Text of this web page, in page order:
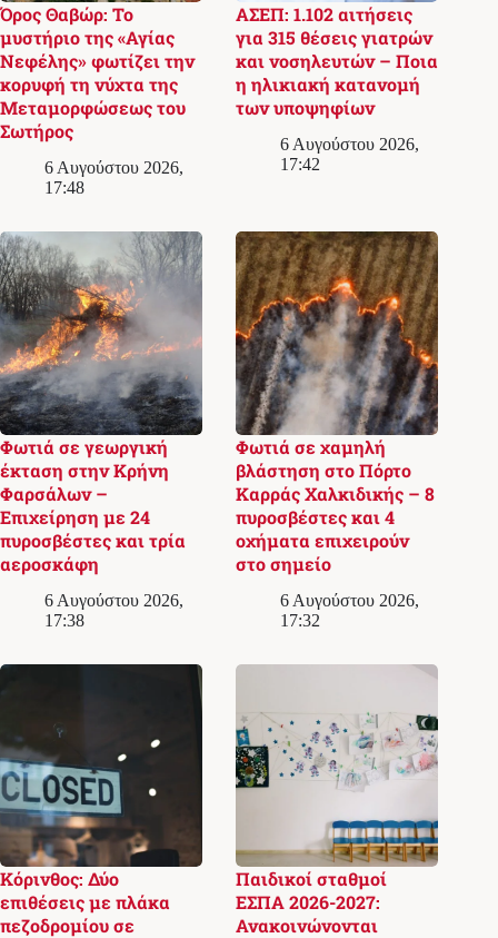
Όρος Θαβώρ: Το
μυστήριο της «Αγίας
Νεφέλης» φωτίζει την
κορυφή τη νύχτα της
Μεταμορφώσεως του
Σωτήρος
6 Αυγούστου 2026,
17:48
ΑΣΕΠ: 1.102 αιτήσεις
για 315 θέσεις γιατρών
και νοσηλευτών – Ποια
η ηλικιακή κατανομή
των υποψηφίων
6 Αυγούστου 2026,
17:42
Φωτιά σε γεωργική
έκταση στην Κρήνη
Φαρσάλων –
Επιχείρηση με 24
πυροσβέστες και τρία
αεροσκάφη
6 Αυγούστου 2026,
17:38
Φωτιά σε χαμηλή
βλάστηση στο Πόρτο
Καρράς Χαλκιδικής – 8
πυροσβέστες και 4
οχήματα επιχειρούν
στο σημείο
6 Αυγούστου 2026,
17:32
Κόρινθος: Δύο
επιθέσεις με πλάκα
πεζοδρομίου σε
Παιδικοί σταθμοί
ΕΣΠΑ 2026-2027:
Ανακοινώνονται